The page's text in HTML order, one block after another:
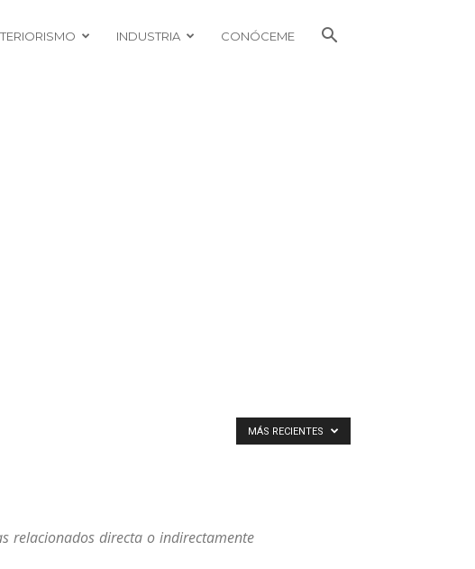
INDUSTRIA CONÓCEME
relacionados directa o indirectamente
MÁS RECIENTES